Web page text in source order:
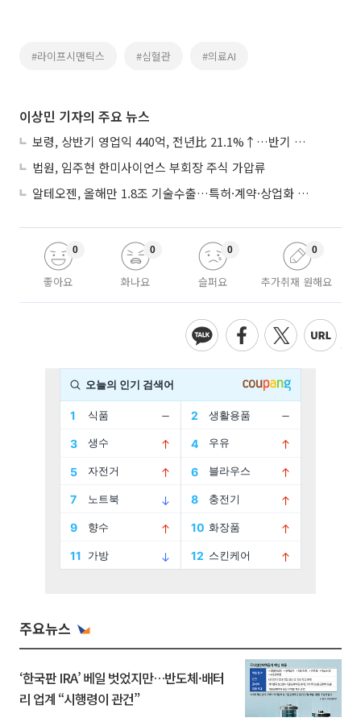
#라이프시맨틱스 #심혈관 #의료AI
이상민 기자의 주요 뉴스
보령, 상반기 영업익 440억, 전년比 21.1%↑…반기 역대 최대
법원, 임주현 한미사이언스 부회장 주식 가압류
알테오젠, 올해만 1.8조 기술수출…특허·계약·상업화 ‘삼박자’
좋아요
0
화나요
0
슬퍼요
0
추가취재 원해요
0
주요뉴스
‘한국판 IRA’ 베일 벗었지만…반도체·배터
리 업계 “시행령이 관건”